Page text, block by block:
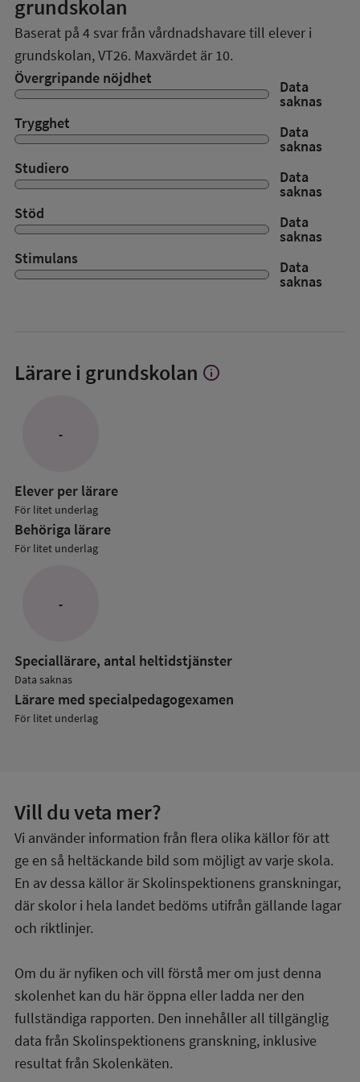
grundskolan
Baserat på 4 svar från vårdnadshavare till elever i
grundskolan,VT26. Maxvärdet är 10.
Övergripande nöjdhet
Data
saknas
Trygghet
Data
saknas
Studiero
Data
saknas
Stöd
Data
saknas
Stimulans
Data
saknas
Lärare i grundskolan Visa
info
-
Elever per lärare
För litet underlag
Behöriga lärare
För litet underlag
-
Speciallärare, antal heltidstjänster
Data saknas
Lärare med specialpedagog­examen
För litet underlag
Vill du veta mer?
Vi använder information från flera olika källor för att
ge en så heltäckande bild som möjligt av varje skola.
En av dessa källor är Skolinspektionens granskningar,
där skolor i hela landet bedöms utifrån gällande lagar
och riktlinjer.
Om du är nyfiken och vill förstå mer om just denna
skolenhet kan du här öppna eller ladda ner den
fullständiga rapporten. Den innehåller all tillgänglig
data från Skolinspektionens granskning, inklusive
resultat från Skolenkäten.